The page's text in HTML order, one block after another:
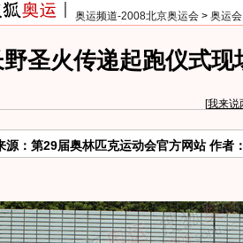
奥运频道-2008北京奥运会 > 奥运
圣火传递起跑仪式现
[我来说
源：第29届奥林匹克运动会官方网站 作者